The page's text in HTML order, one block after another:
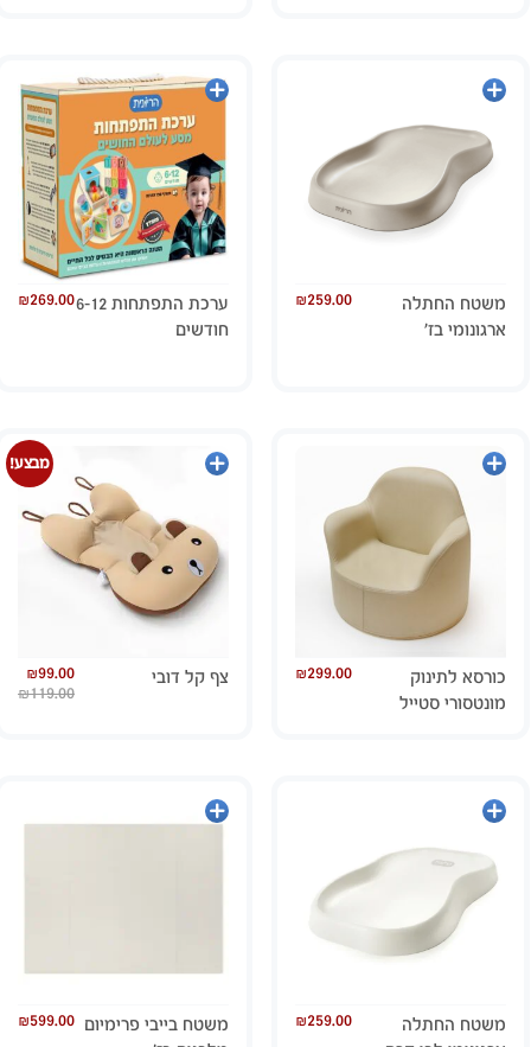
משטח החתלה
ארגונומי בז’
₪259.00
מידע
נוסף
ערכת התפתחות 6-12
חודשים
₪269.00
הוספה
לסל
כורסא לתינוק
מונטסורי סטייל
₪299.00
הוספה
לסל
מבצע!
צף קל דובי
₪119.00
₪99.00
מידע
נוסף
משטח החתלה
₪259.00
הוספה
לסל
משטח בייבי פרימיום
₪599.00
הוספה
לסל